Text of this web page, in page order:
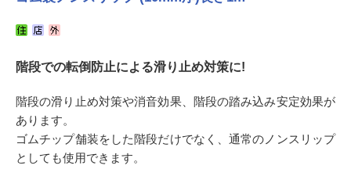
かたなび コラム
すまいリング 設計士インタビュー
Q＆A
お気に入り
階段での転倒防止による滑り止め対策に!
階段の滑り止め対策や消音効果、階段の踏み込み安定効果が
あります。
ゴムチップ舗装をした階段だけでなく、通常のノンスリップ
としても使用できます。